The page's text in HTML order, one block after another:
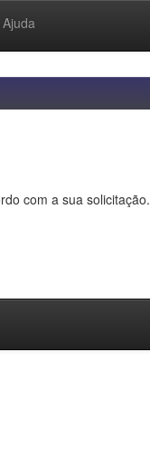
Ajuda
com a sua solicitação.